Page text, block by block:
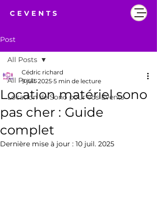
CEVENTS
Post
All Posts
Location de Sono pour vos Events
All Posts
Location matériel sono
pas cher : Guide
complet
Cédric richard
9 juil. 2025 5 min de lecture
Dernière mise à jour : 10 juil. 2025